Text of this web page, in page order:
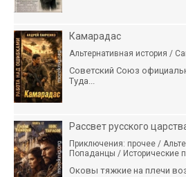
Камарадас
Альтернативная история /
Советский Союз
Туда...
Рассвет русского
Приключения: прочее /
Попаданцы / Исторические
Оковы тяжкие на плечи